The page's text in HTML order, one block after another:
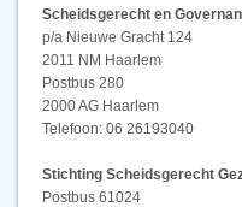
Scheidsgerecht en
p/a Nieuwe Gracht 124
2011 NM Haarlem
Postbus 280
2000 AG Haarlem
Telefoon: 06 26193040
Stichting Scheidsgerecht
Postbus 61024